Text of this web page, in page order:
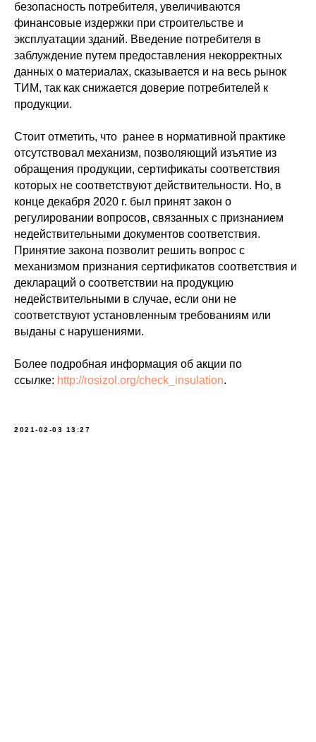
безопасность потребителя, увеличиваются
финансовые издержки при строительстве и
эксплуатации зданий. Введение потребителя в
заблуждение путем предоставления некорректных
данных о материалах, сказывается и на весь рынок
ТИМ, так как снижается доверие потребителей к
продукции.
Стоит отметить, что ранее в нормативной практике
отсутствовал механизм, позволяющий изъятие из
обращения продукции, сертификаты соответствия
которых не соответствуют действительности. Но, в
конце декабря 2020 г. был принят закон о
регулировании вопросов, связанных с признанием
недействительными документов соответствия.
Принятие закона позволит решить вопрос с
механизмом признания сертификатов соответствия и
деклараций о соответствии на продукцию
недействительными в случае, если они не
соответствуют установленным требованиям или
выданы с нарушениями.
Более подробная информация об акции по
ссылке: http://rosizol.org/check_insulation.
2021-02-03 13:27